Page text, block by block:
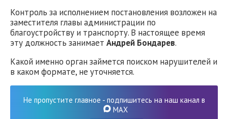
Контроль за исполнением постановления возложен на
заместителя главы администрации по
благоустройству и транспорту. В настоящее время
эту должность занимает Андрей Бондарев.
Какой именно орган займется поиском нарушителей и
в каком формате, не уточняется.
Не пропустите главное - подпишитесь на наш канал в
MAX